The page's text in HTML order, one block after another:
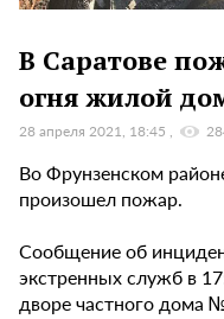
В Саратове
огня жилой
28 апреля 2021, 18:45
Во Фрунзенском
произошел пожар.
Сообщение об
экстренных служб в
дворе частного дома